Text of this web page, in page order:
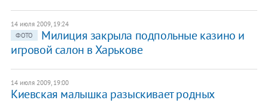
14 июля 2009, 19:24
ФОТО
Милиция закрыла подпольные казино и
игровой салон в Харькове
14 июля 2009, 19:00
Киевская малышка разыскивает родных